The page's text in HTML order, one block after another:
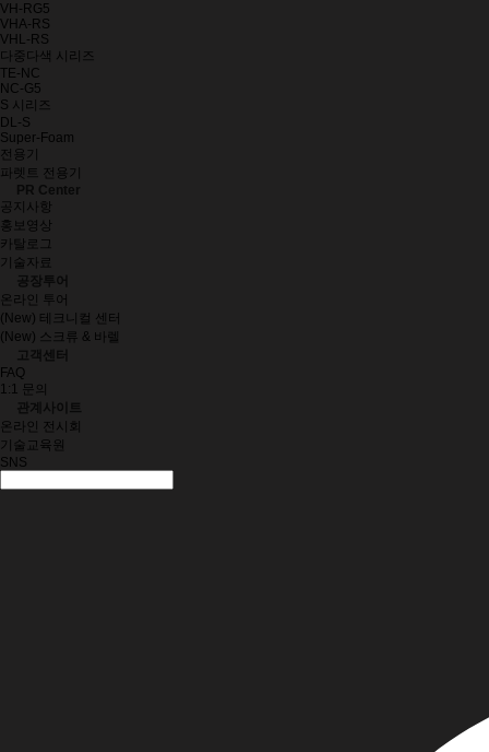
VH-RG5
VHA-RS
VHL-RS
다중다색 시리즈
TE-NC
NC-G5
S 시리즈
DL-S
Super-Foam
전용기
파렛트 전용기
PR Center
공지사항
홍보영상
카탈로그
기술자료
공장투어
온라인 투어
(New) 테크니컬 센터
(New) 스크류 & 바렐
고객센터
FAQ
1:1 문의
관계사이트
온라인 전시회
기술교육원
SNS